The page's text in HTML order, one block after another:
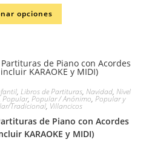
opciones
, Libros de Partituras, Navidad, Nivel
Popular, Popular / Anónimo, Popular y
Tradicional, Villancicos
de Piano con Acordes
KARAOKE y MIDI)